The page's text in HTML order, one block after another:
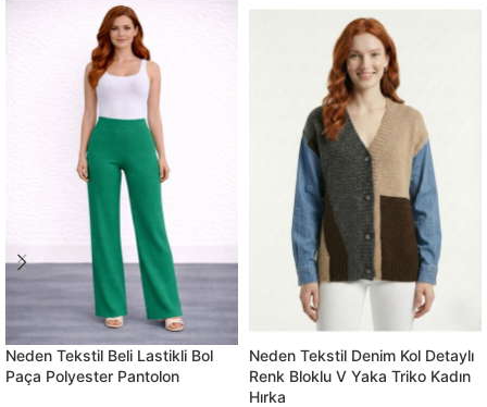
Neden Tekstil Beli Lastikli Bol
Paça Polyester Pantolon
Neden Tekstil Denim Kol Detaylı
Renk Bloklu V Yaka Triko Kadın
Hırka